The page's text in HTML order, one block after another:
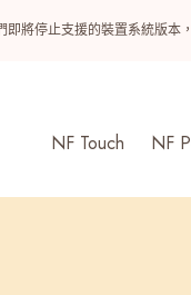
將停止支援的裝置系統版本
NF Touch
NF